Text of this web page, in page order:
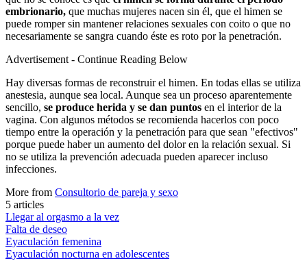
embrionario, que muchas mujeres nacen sin él, que el himen se
puede romper sin mantener relaciones sexuales con coito o que no
necesariamente se sangra cuando éste es roto por la penetración.
Advertisement - Continue Reading Below
Hay diversas formas de reconstruir el himen. En todas ellas se utiliza
anestesia, aunque sea local. Aunque sea un proceso aparentemente
sencillo, se produce herida y se dan puntos en el interior de la
vagina. Con algunos métodos se recomienda hacerlos con poco
tiempo entre la operación y la penetración para que sean "efectivos"
porque puede haber un aumento del dolor en la relación sexual. Si
no se utiliza la prevención adecuada pueden aparecer incluso
infecciones.
More from Consultorio de pareja y sexo
5 articles
Llegar al orgasmo a la vez
Falta de deseo
Eyaculación femenina
Eyaculación nocturna en adolescentes